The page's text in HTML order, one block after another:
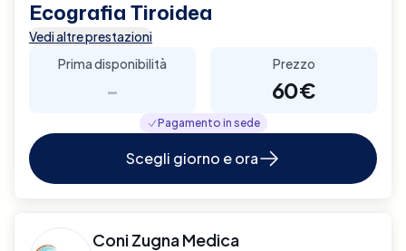
Ecografia Tiroidea
Vedi altre prestazioni
Prima disponibilità
-
Prezzo
60€
Pagamento in sede
Scegli giorno e ora
Coni Zugna Medica